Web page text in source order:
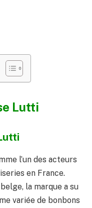
Lutti
l’un des acteurs
en France.
la marque a su
variée de bonbons